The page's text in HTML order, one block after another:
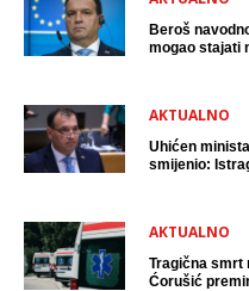
Beroš
mogao stajati
AKTUALNO
Uhićen
smijenio:
AKTUALNO
Tragična smrt
Ćorušić